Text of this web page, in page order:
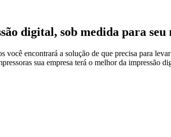
digital, sob medida para seu
encontrará a solução de que precisa para
sua empresa terá o melhor da impressão